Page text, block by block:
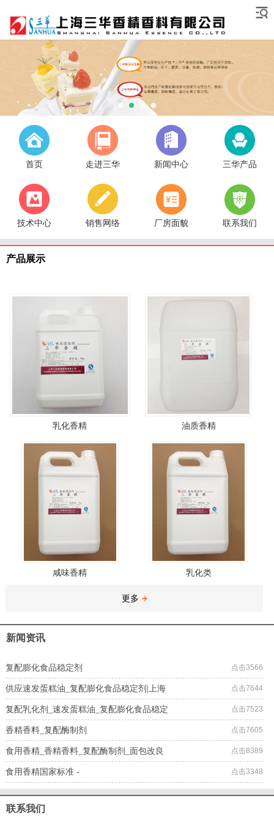
首页 走进三华 新闻中心 三华产品
技术中心 销售网络 厂房面貌 联系我们
产品展示
乳化香精 油质香精
咸味香精 乳化类
更多
新闻资讯
点击3566
复配膨化食品稳定剂
点击7644
供应速发蛋糕油_复配膨化食品稳定剂|上海
点击7523
复配乳化剂_速发蛋糕油_复配膨化食品稳定
点击7605
香精香料_复配酶制剂
点击8389
食用香精_香精香料_复配酶制剂_面包改良
点击3348
食用香精国家标准 -
联系我们